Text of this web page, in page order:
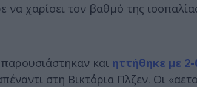
χαρίσει τον βαθμό της
και ηττήθηκε με
στη Βικτόρια Πλζεν. Οι